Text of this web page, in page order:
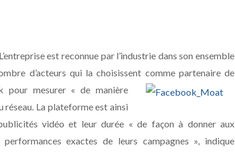
est reconnue par l’industrie dans son ensemble
d’acteurs qui la choisissent comme partenaire de
pour mesurer « de manière
réseau. La plateforme est ainsi
vidéo et leur durée « de façon à donner aux
performances exactes de leurs campagnes », indique